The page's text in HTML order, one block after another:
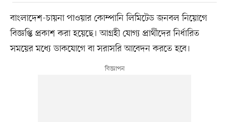
বাংলাদেশ-চায়না পাওয়ার কোম্পানি লিমিটেড জনবল নিয়োগে
বিজ্ঞপ্তি প্রকাশ করা হয়েছে। আগ্রহী যোগ্য প্রার্থীদের নির্ধারিত
সময়ের মধ্যে ডাকযোগে বা সরাসরি আবেদন করতে হবে।